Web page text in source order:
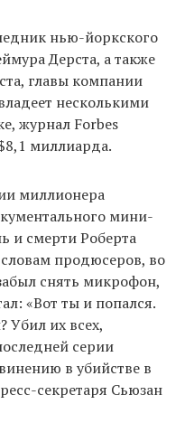
нью-йоркского
Дерста, а также
главы компании
несколькими
журнал Forbes
миллиарда.
миллионера
мини-
и смерти Роберта
продюсеров, во
снять микрофон,
«Вот ты и попался.
Убил их всех,
серии
в убийстве в
секретаря Сьюзан